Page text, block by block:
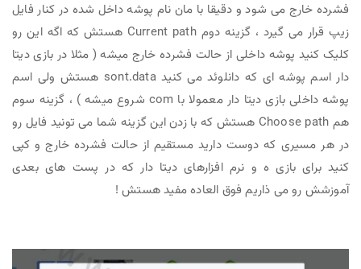
فشرده خارج می شود و دقیقا با مان نام پوشه داخل شده در کنار فایل
زیپ قرار می گیرد ، گزینه دوم Current path هستش که اگه این رو
کلیک کنید پوشه داخلی از حالت فشرده خارج میشه ( مثلا در بازی دیتا
دار اسم پوشه ای که دانلوئد می کنید sont.data هستش ولی اسم
پوشه داخلی بازی دیتا دار معمولا با com شروع میشه ) ، گزینه سوم
هم Choose path هستش که با زدن این گزینه شما می تونید فایل رو
در هر مسیری که دوست دارید مستقیم از حالت فشرده خارج و کپی
کنید برای بازی ه و نرم افزارهای دیتا دار که در پست های بعدی
آموزشش رو می ذاریم فوق العاده مفید هستش !